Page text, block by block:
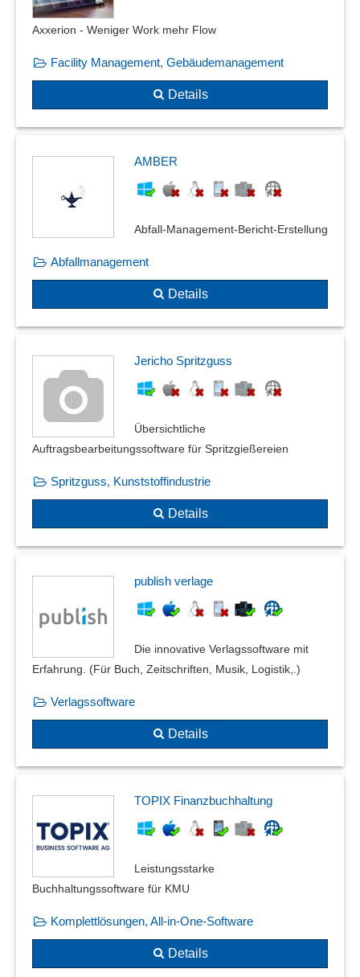
Rahmenaufträge
Reparaturauftrag
Rückgewinnungsquoten
Schnittstellen zu betrieblichen Daten
Subunternehmen-Management
Variablenunterstützung
Zustellpause
Axxerion - Weniger Work mehr Flow
Facility Management, Gebäudemanagement
Details
AMBER
Abfall-Management-Bericht-Erstellung
Abfallmanagement
Details
Jericho Spritzguss
Übersichtliche
Auftragsbearbeitungssoftware für Spritzgießereien
Spritzguss, Kunststoffindustrie
Details
publish verlage
Die innovative Verlagssoftware mit
Erfahrung. (Für Buch, Zeitschriften, Musik, Logistik,.)
Verlagssoftware
Details
TOPIX Finanzbuchhaltung
Leistungsstarke
Buchhaltungssoftware für KMU
Komplettlösungen, All-in-One-Software
Details